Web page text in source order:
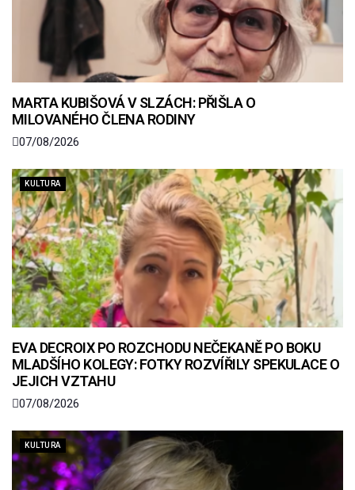
MARTA KUBIŠOVÁ V SLZÁCH: PŘIŠLA O
MILOVANÉHO ČLENA RODINY
07/08/2026
KULTURA
EVA DECROIX PO ROZCHODU NEČEKANĚ PO BOKU
MLADŠÍHO KOLEGY: FOTKY ROZVÍŘILY SPEKULACE O
JEJICH VZTAHU
07/08/2026
KULTURA